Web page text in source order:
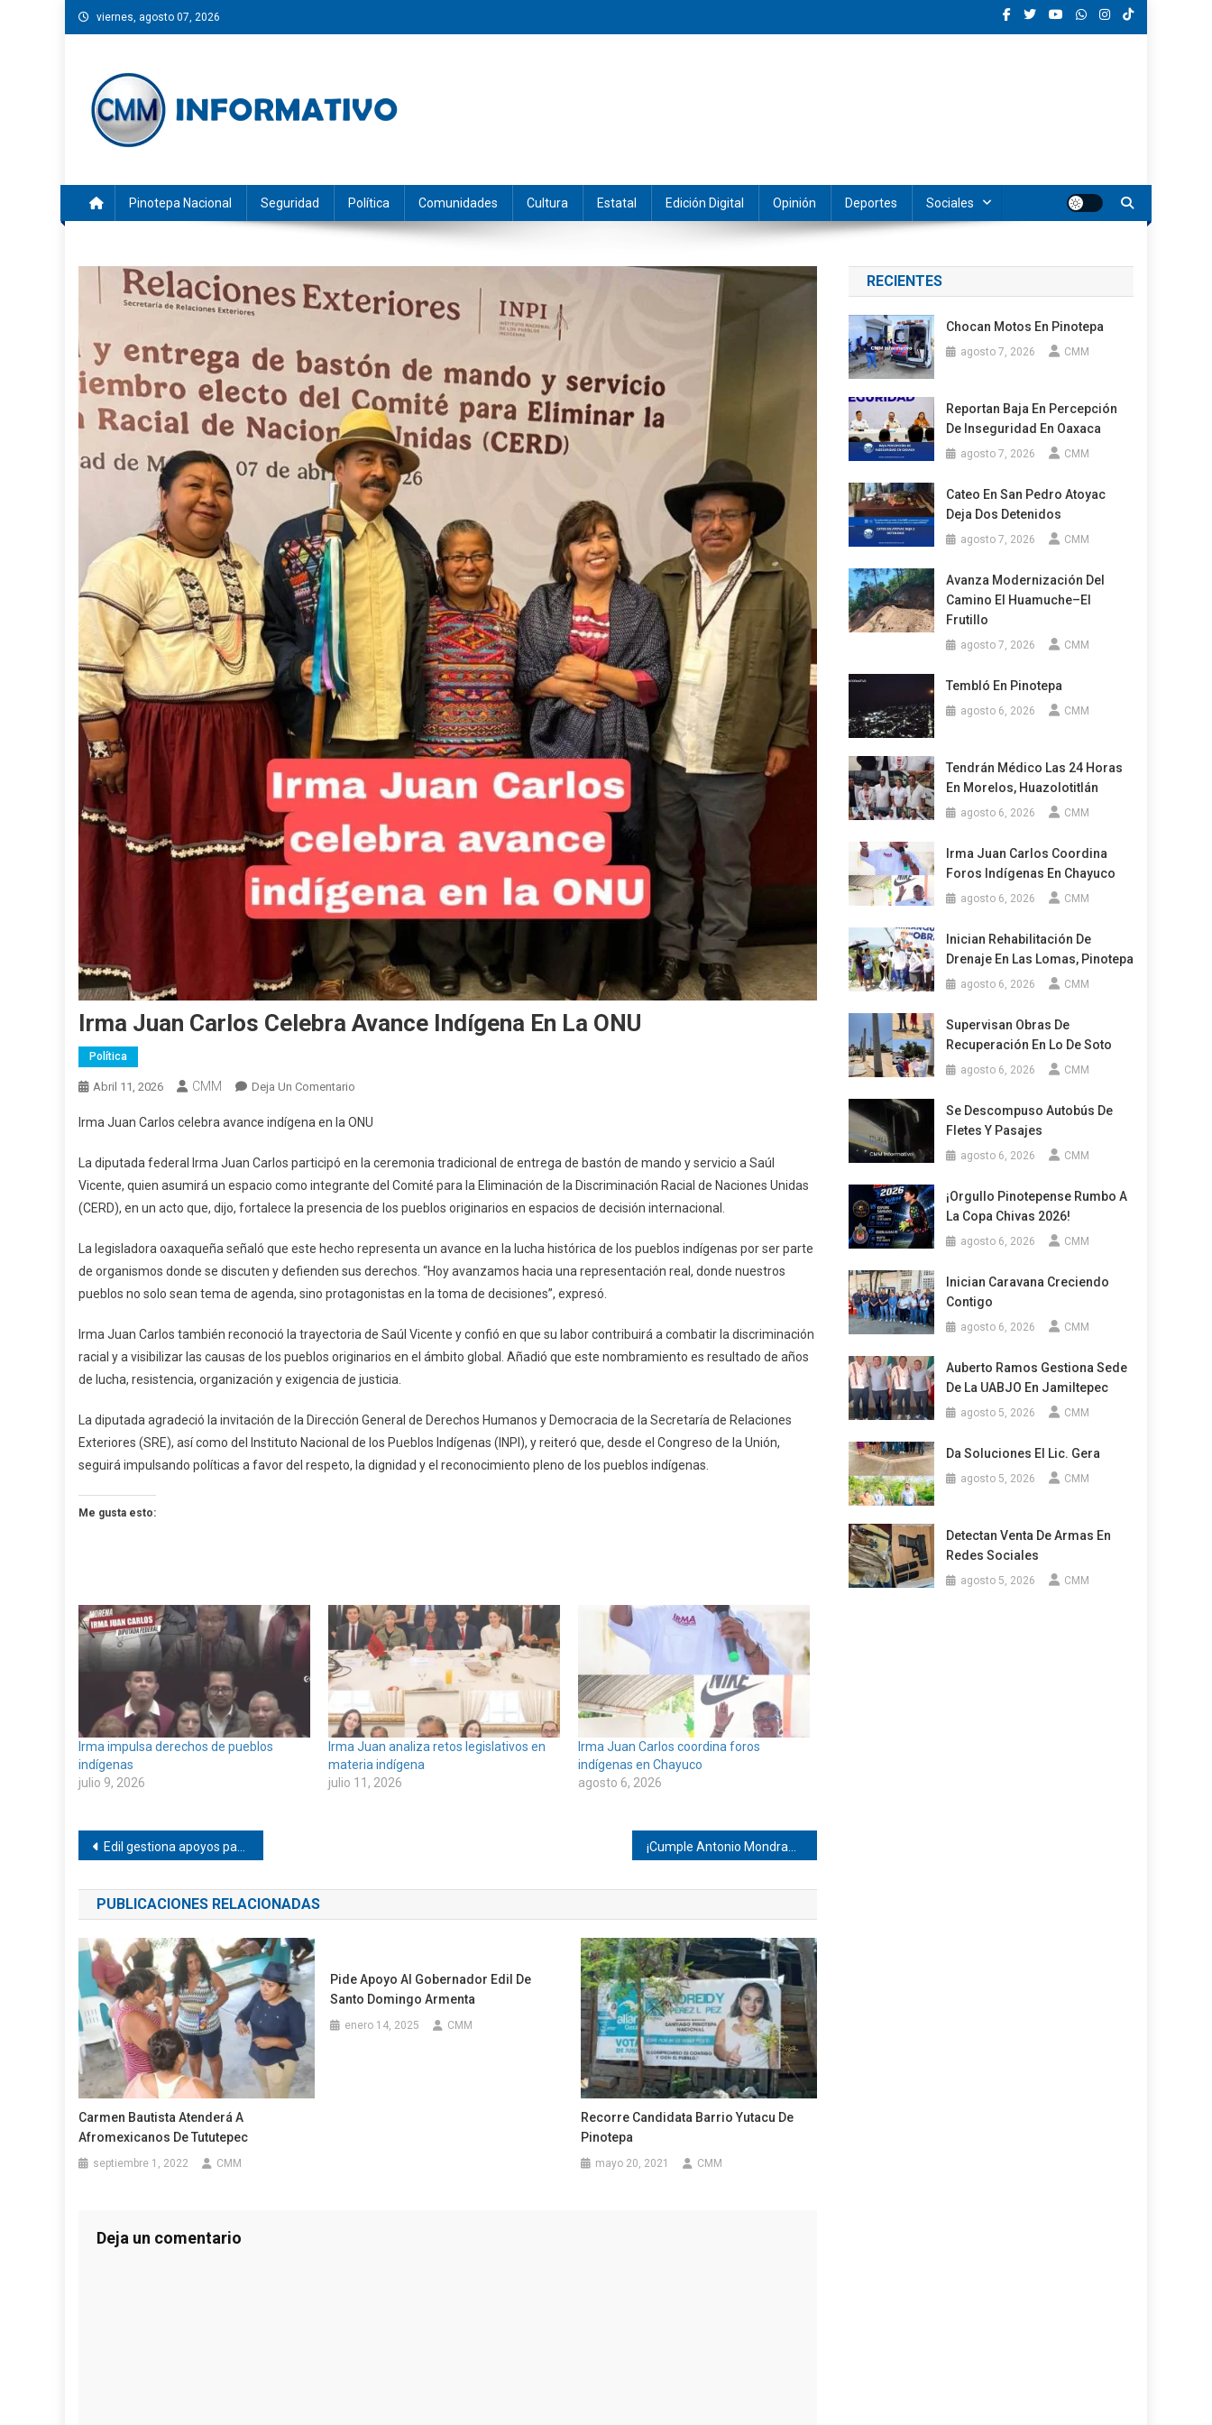
Saltar
al
viernes, agosto 07, 2026
Pinotepa Nacional Seguridad Política Comunidades Cultura Estatal Edición Digital Opinión Deportes Sociales
Irma Juan Carlos Celebra Avance Indígena En La ONU
Política
Abril 11, 2026 CMM Deja Un Comentario
Juan
Celebra
Avance
Indígena
La
ONU
Irma Juan Carlos celebra avance indígena en la ONU
La diputada federal Irma Juan Carlos participó en la ceremonia tradicional de entrega de bastón de mando y servicio a Saúl
Vicente, quien asumirá un espacio como integrante del Comité para la Eliminación de la Discriminación Racial de Naciones Unidas
(CERD), en un acto que, dijo, fortalece la presencia de los pueblos originarios en espacios de decisión internacional.
La legisladora oaxaqueña señaló que este hecho representa un avance en la lucha histórica de los pueblos indígenas por ser parte
de organismos donde se discuten y defienden sus derechos. “Hoy avanzamos hacia una representación real, donde nuestros
pueblos no solo sean tema de agenda, sino protagonistas en la toma de decisiones”, expresó.
Irma Juan Carlos también reconoció la trayectoria de Saúl Vicente y confió en que su labor contribuirá a combatir la discriminación
racial y a visibilizar las causas de los pueblos originarios en el ámbito global. Añadió que este nombramiento es resultado de años
de lucha, resistencia, organización y exigencia de justicia.
La diputada agradeció la invitación de la Dirección General de Derechos Humanos y Democracia de la Secretaría de Relaciones
Exteriores (SRE), así como del Instituto Nacional de los Pueblos Indígenas (INPI), y reiteró que, desde el Congreso de la Unión,
seguirá impulsando políticas a favor del respeto, la dignidad y el reconocimiento pleno de los pueblos indígenas.
Me gusta esto:
Irma impulsa derechos de pueblos
indígenas
julio 9, 2026
Irma Juan analiza retos legislativos en
materia indígena
julio 11, 2026
Irma Juan Carlos coordina foros
indígenas en Chayuco
agosto 6, 2026
Navegación
de
entradas
Edil gestiona apoyos para Pinotepa, en Oaxaca
PUBLICACIONES RELACIONADAS
Carmen Bautista Atenderá A
Afromexicanos De Tututepec
septiembre 1, 2022 CMM
Pide Apoyo Al Gobernador Edil De
Santo Domingo Armenta
enero 14, 2025 CMM
Recorre Candidata Barrio Yutacu De
Pinotepa
mayo 20, 2021 CMM
Deja un comentario
RECIENTES
Chocan Motos En Pinotepa
agosto 7, 2026 CMM
Reportan Baja En Percepción
De Inseguridad En Oaxaca
agosto 7, 2026 CMM
Cateo En San Pedro Atoyac
Deja Dos Detenidos
agosto 7, 2026 CMM
Avanza Modernización Del
Camino El Huamuche–El
Frutillo
agosto 7, 2026 CMM
Tembló En Pinotepa
agosto 6, 2026 CMM
Tendrán Médico Las 24 Horas
En Morelos, Huazolotitlán
agosto 6, 2026 CMM
Irma Juan Carlos Coordina
Foros Indígenas En Chayuco
agosto 6, 2026 CMM
Inician Rehabilitación De
Drenaje En Las Lomas, Pinotepa
agosto 6, 2026 CMM
Supervisan Obras De
Recuperación En Lo De Soto
agosto 6, 2026 CMM
Se Descompuso Autobús De
Fletes Y Pasajes
agosto 6, 2026 CMM
¡Orgullo Pinotepense Rumbo A
La Copa Chivas 2026!
agosto 6, 2026 CMM
Inician Caravana Creciendo
Contigo
agosto 6, 2026 CMM
Auberto Ramos Gestiona Sede
De La UABJO En Jamiltepec
agosto 5, 2026 CMM
Da Soluciones El Lic. Gera
agosto 5, 2026 CMM
Detectan Venta De Armas En
Redes Sociales
agosto 5, 2026 CMM